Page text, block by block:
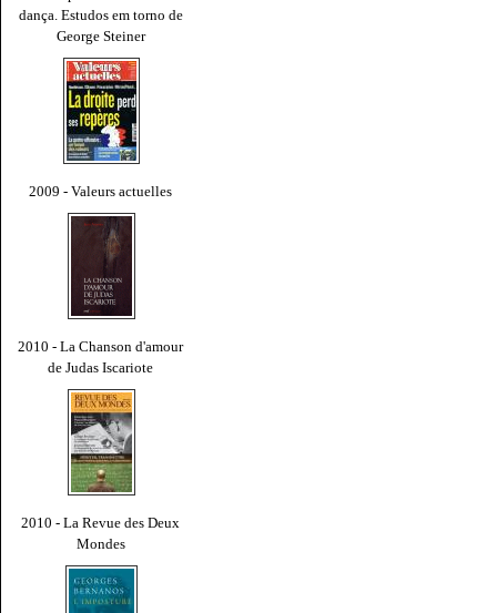
dança. Estudos em torno de
George Steiner
2009 - Valeurs actuelles
2010 - La Chanson d'amour
de Judas Iscariote
2010 - La Revue des Deux
Mondes